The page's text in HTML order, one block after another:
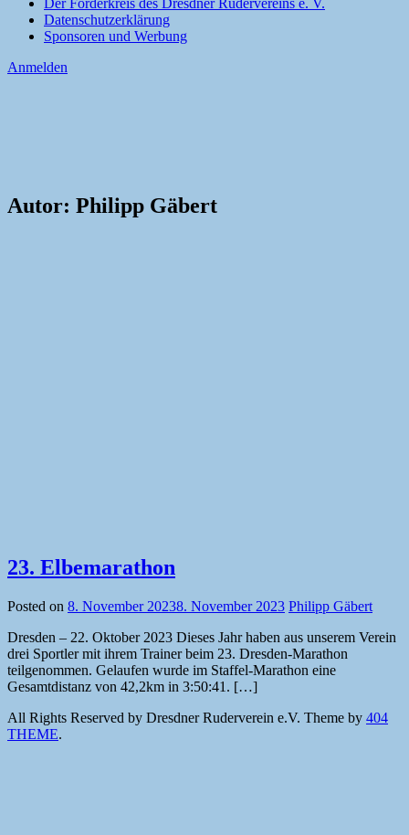
Der Förderkreis des Dresdner Rudervereins e. V.
Datenschutzerklärung
Sponsoren und Werbung
Anmelden
Autor: Philipp Gäbert
23. Elbemarathon
Posted on 8. November 20238. November 2023 Philipp Gäbert
Dresden – 22. Oktober 2023 Dieses Jahr haben aus unserem Verein
drei Sportler mit ihrem Trainer beim 23. Dresden-Marathon
teilgenommen. Gelaufen wurde im Staffel-Marathon eine
Gesamtdistanz von 42,2km in 3:50:41. […]
All Rights Reserved by Dresdner Ruderverein e.V. Theme by 404
THEME.